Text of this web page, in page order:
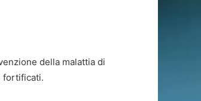
della malattia di
fortificati.